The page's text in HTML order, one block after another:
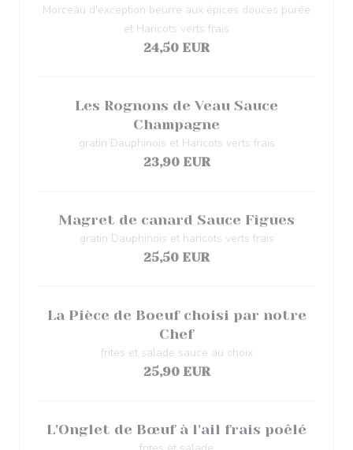
Morceau d'exception beurre aux épices douces purée
et Haricots verts frais
24,50 EUR
Les Rognons de Veau Sauce
Champagne
gratin Dauphinois et Haricots verts frais
23,90 EUR
Magret de canard Sauce Fîgues
gratin Dauphinois et haricots verts frais
25,50 EUR
La Pièce de Boeuf choisi par notre
Chef
frites et salade sauce au choix
25,90 EUR
L'Onglet de Bœuf à l'ail frais poêlé